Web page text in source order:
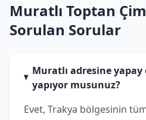
Muratlı Toptan Çim
Sorulan Sorular
Muratlı adresine yapay
yapıyor musunuz?
Evet, Trakya bölgesinin